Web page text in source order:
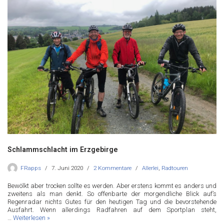
Schlammschlacht im Erzgebirge
FRapps 7. Juni 2020 2 Kommentare Allerlei Radtouren
Bewölkt aber trocken sollte es werden. Aber erstens kommt es anders und
zweitens als man denkt. So offenbarte der morgendliche Blick auf’s
Regenradar nichts Gutes für den heutigen Tag und die bevorstehende
Ausfahrt. Wenn allerdings Radfahren auf dem Sportplan steht,
Weiterlesen »